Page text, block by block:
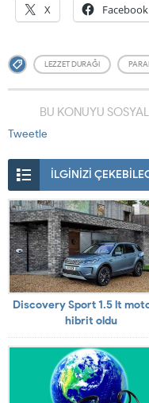
X Facebook
LEZZET DURAĞI
BU KONUYU
Tweetle
İLGİNİZİ
Discovery Sport 1.5 lt
hibrit oldu